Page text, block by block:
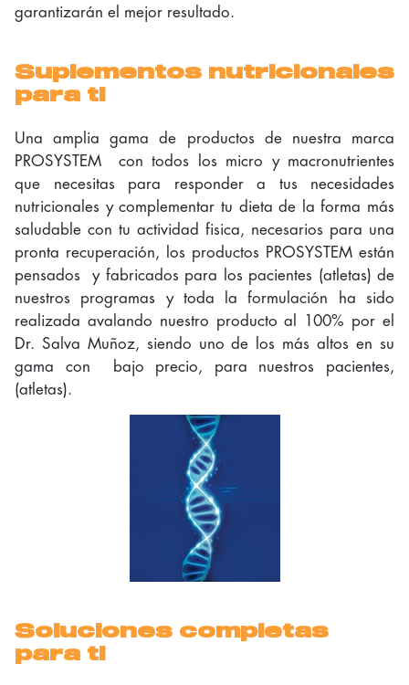
garantizarán el mejor resultado.
Suplementos nutricionales
para ti
Una amplia gama de productos de nuestra marca
PROSYSTEM con todos los micro y macronutrientes
que necesitas para responder a tus necesidades
nutricionales y complementar tu dieta de la forma más
saludable con tu actividad fisica, necesarios para una
pronta recuperación, los productos PROSYSTEM están
pensados y fabricados para los pacientes (atletas) de
nuestros programas y toda la formulación ha sido
realizada avalando nuestro producto al 100% por el
Dr. Salva Muñoz, siendo uno de los más altos en su
gama con bajo precio, para nuestros pacientes,
(atletas).
Soluciones completas
para ti